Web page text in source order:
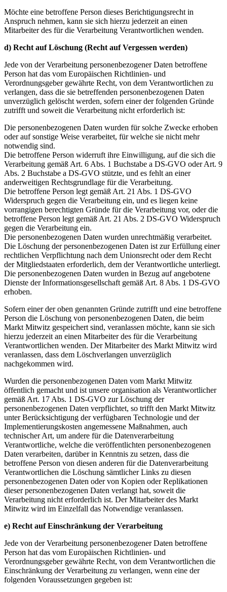
Möchte eine betroffene Person dieses Berichtigungsrecht in
Anspruch nehmen, kann sie sich hierzu jederzeit an einen
Mitarbeiter des für die Verarbeitung Verantwortlichen wenden.
d) Recht auf Löschung (Recht auf Vergessen werden)
Jede von der Verarbeitung personenbezogener Daten betroffene
Person hat das vom Europäischen Richtlinien- und
Verordnungsgeber gewährte Recht, von dem Verantwortlichen zu
verlangen, dass die sie betreffenden personenbezogenen Daten
unverzüglich gelöscht werden, sofern einer der folgenden Gründe
zutrifft und soweit die Verarbeitung nicht erforderlich ist:
Die personenbezogenen Daten wurden für solche Zwecke erhoben
oder auf sonstige Weise verarbeitet, für welche sie nicht mehr
notwendig sind.
Die betroffene Person widerruft ihre Einwilligung, auf die sich die
Verarbeitung gemäß Art. 6 Abs. 1 Buchstabe a DS-GVO oder Art. 9
Abs. 2 Buchstabe a DS-GVO stützte, und es fehlt an einer
anderweitigen Rechtsgrundlage für die Verarbeitung.
Die betroffene Person legt gemäß Art. 21 Abs. 1 DS-GVO
Widerspruch gegen die Verarbeitung ein, und es liegen keine
vorrangigen berechtigten Gründe für die Verarbeitung vor, oder die
betroffene Person legt gemäß Art. 21 Abs. 2 DS-GVO Widerspruch
gegen die Verarbeitung ein.
Die personenbezogenen Daten wurden unrechtmäßig verarbeitet.
Die Löschung der personenbezogenen Daten ist zur Erfüllung einer
rechtlichen Verpflichtung nach dem Unionsrecht oder dem Recht
der Mitgliedstaaten erforderlich, dem der Verantwortliche unterliegt.
Die personenbezogenen Daten wurden in Bezug auf angebotene
Dienste der Informationsgesellschaft gemäß Art. 8 Abs. 1 DS-GVO
erhoben.
Sofern einer der oben genannten Gründe zutrifft und eine betroffene
Person die Löschung von personenbezogenen Daten, die beim
Markt Mitwitz gespeichert sind, veranlassen möchte, kann sie sich
hierzu jederzeit an einen Mitarbeiter des für die Verarbeitung
Verantwortlichen wenden. Der Mitarbeiter des Markt Mitwitz wird
veranlassen, dass dem Löschverlangen unverzüglich
nachgekommen wird.
Wurden die personenbezogenen Daten vom Markt Mitwitz
öffentlich gemacht und ist unsere organisation als Verantwortlicher
gemäß Art. 17 Abs. 1 DS-GVO zur Löschung der
personenbezogenen Daten verpflichtet, so trifft den Markt Mitwitz
unter Berücksichtigung der verfügbaren Technologie und der
Implementierungskosten angemessene Maßnahmen, auch
technischer Art, um andere für die Datenverarbeitung
Verantwortliche, welche die veröffentlichten personenbezogenen
Daten verarbeiten, darüber in Kenntnis zu setzen, dass die
betroffene Person von diesen anderen für die Datenverarbeitung
Verantwortlichen die Löschung sämtlicher Links zu diesen
personenbezogenen Daten oder von Kopien oder Replikationen
dieser personenbezogenen Daten verlangt hat, soweit die
Verarbeitung nicht erforderlich ist. Der Mitarbeiter des Markt
Mitwitz wird im Einzelfall das Notwendige veranlassen.
e) Recht auf Einschränkung der Verarbeitung
Jede von der Verarbeitung personenbezogener Daten betroffene
Person hat das vom Europäischen Richtlinien- und
Verordnungsgeber gewährte Recht, von dem Verantwortlichen die
Einschränkung der Verarbeitung zu verlangen, wenn eine der
folgenden Voraussetzungen gegeben ist: